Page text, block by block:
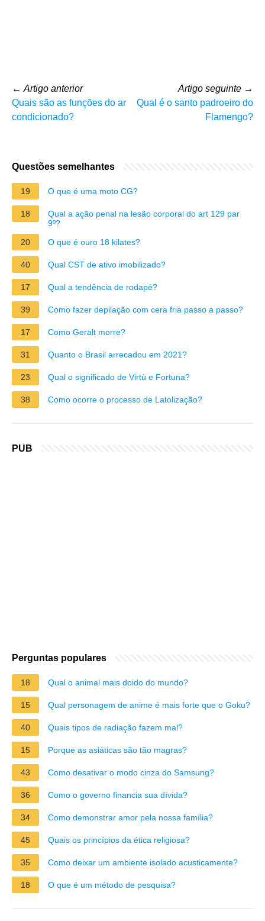
← Artigo anterior
Quais são as funções do ar
condicionado?
Artigo seguinte →
Qual é o santo padroeiro do
Flamengo?
Questões semelhantes
19 O que é uma moto CG?
18
Qual a ação penal na lesão corporal do art 129 par
9º?
20
O que é ouro 18 kilates?
40 Qual CST de ativo imobilizado?
17 Qual a tendência de rodapé?
39 Como fazer depilação com cera fria passo a passo?
17 Como Geralt morre?
31 Quanto o Brasil arrecadou em 2021?
23 Qual o significado de Virtù e Fortuna?
38 Como ocorre o processo de Latolização?
PUB
Perguntas populares
18 Qual o animal mais doido do mundo?
15 Qual personagem de anime é mais forte que o Goku?
40 Quais tipos de radiação fazem mal?
15 Porque as asiáticas são tão magras?
43 Como desativar o modo cinza do Samsung?
36 Como o governo financia sua dívida?
34 Como demonstrar amor pela nossa família?
45 Quais os princípios da ética religiosa?
35 Como deixar um ambiente isolado acusticamente?
18 O que é um método de pesquisa?